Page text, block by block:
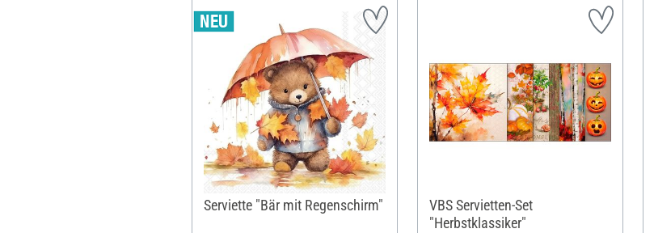
Serviette "Bär mit Regenschirm"
VBS Servietten-Set
"Herbstklassiker"